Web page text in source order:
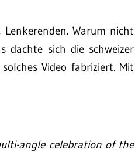
Warum nicht
dachte sich die schweizer
Video fabriziert. Mit
angle celebration of the